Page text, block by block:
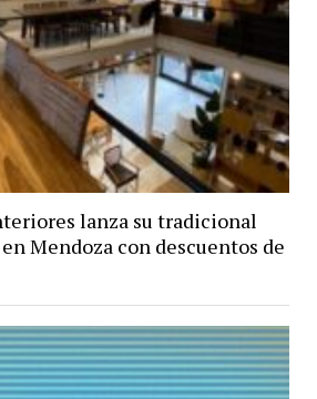
lanza su tradicional
Mendoza con descuentos de